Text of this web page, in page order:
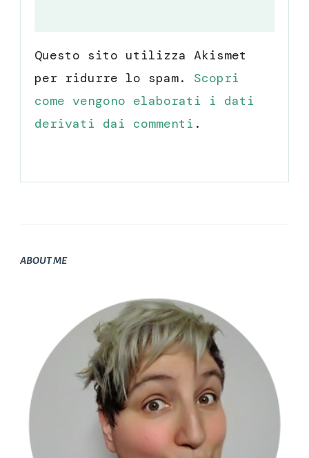
Questo sito utilizza Akismet
per ridurre lo spam. Scopri
come vengono elaborati i dati
derivati dai commenti .
ABOUT ME